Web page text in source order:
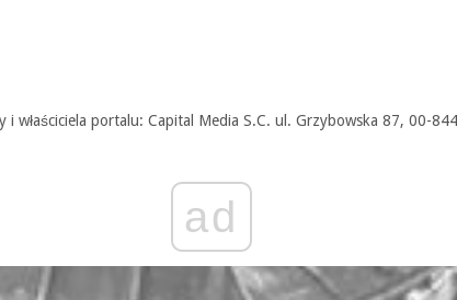
i właściciela portalu: Capital Media S.C. ul. Grzybowska 87, 00-844
ad